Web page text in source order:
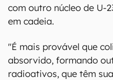
com outro núcleo de U-
em cadeia.
"É mais provável que
absorvido, formando
radioativos, que têm